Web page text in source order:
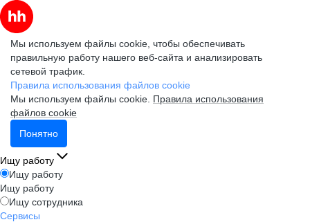
Мы используем файлы cookie, чтобы обеспечивать
правильную работу нашего веб-сайта и анализировать
сетевой трафик.
Правила использования файлов cookie
Мы используем файлы cookie. Правила использования
файлов cookie
Понятно
Ищу работу
Ищу работу
Ищу работу
Ищу сотрудника
Сервисы